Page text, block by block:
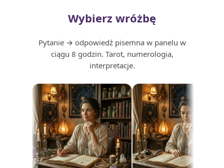
Wybierz wróżbę
Pytanie → odpowiedź pisemna w panelu w
ciągu 8 godzin. Tarot, numerologia,
interpretacje.